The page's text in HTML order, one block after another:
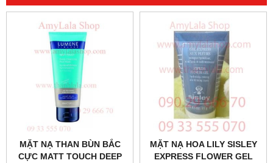
MẶT NẠ THAN BÙN BẮC
CỰC MATT TOUCH DEEP
MẶT NẠ HOA LILY SISLEY
EXPRESS FLOWER GEL